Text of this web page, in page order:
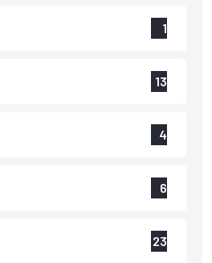
1
13
4
6
23